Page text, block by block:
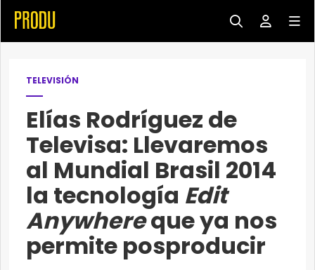
TELEVISIÓN
Elías Rodríguez de
Televisa: Llevaremos
al Mundial Brasil 2014
la tecnología Edit
Anywhereque ya nos
permite posproducir